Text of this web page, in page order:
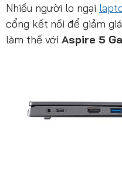
Nhiều người lo ngại
cổng kết nối để giảm
làm thế vớiAspire 5